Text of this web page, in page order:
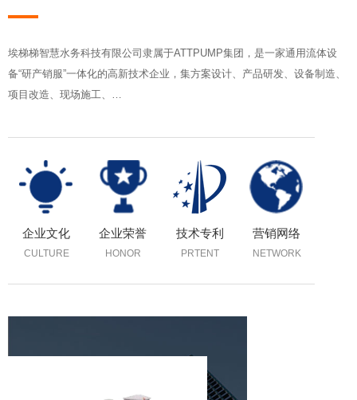
埃梯梯智慧水务科技有限公司隶属于ATTPUMP集团，是一家通用流体设
备“研产销服”一体化的高新技术企业，集方案设计、产品研发、设备制造、
项目改造、现场施工、…
企业文化
CULTURE
企业荣誉
HONOR
技术专利
PRTENT
营销网络
NETWORK